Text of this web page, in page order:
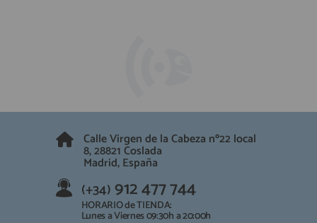
Calle Virgen de la Cabeza nº22 local
8, 28821 Coslada
Madrid, España
(+34) 912 477 744
HORARIO de TIENDA:
Lunes a Viernes 09:30h a 20:00h